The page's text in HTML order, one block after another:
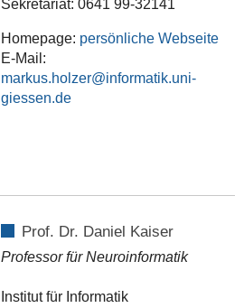
Sekretariat: 0641 99-32141
Homepage: persönliche Webseite
E-Mail:
markus.holzer
Prof. Dr. Daniel Kaiser
Professor für Neuroinformatik
Institut für Informatik